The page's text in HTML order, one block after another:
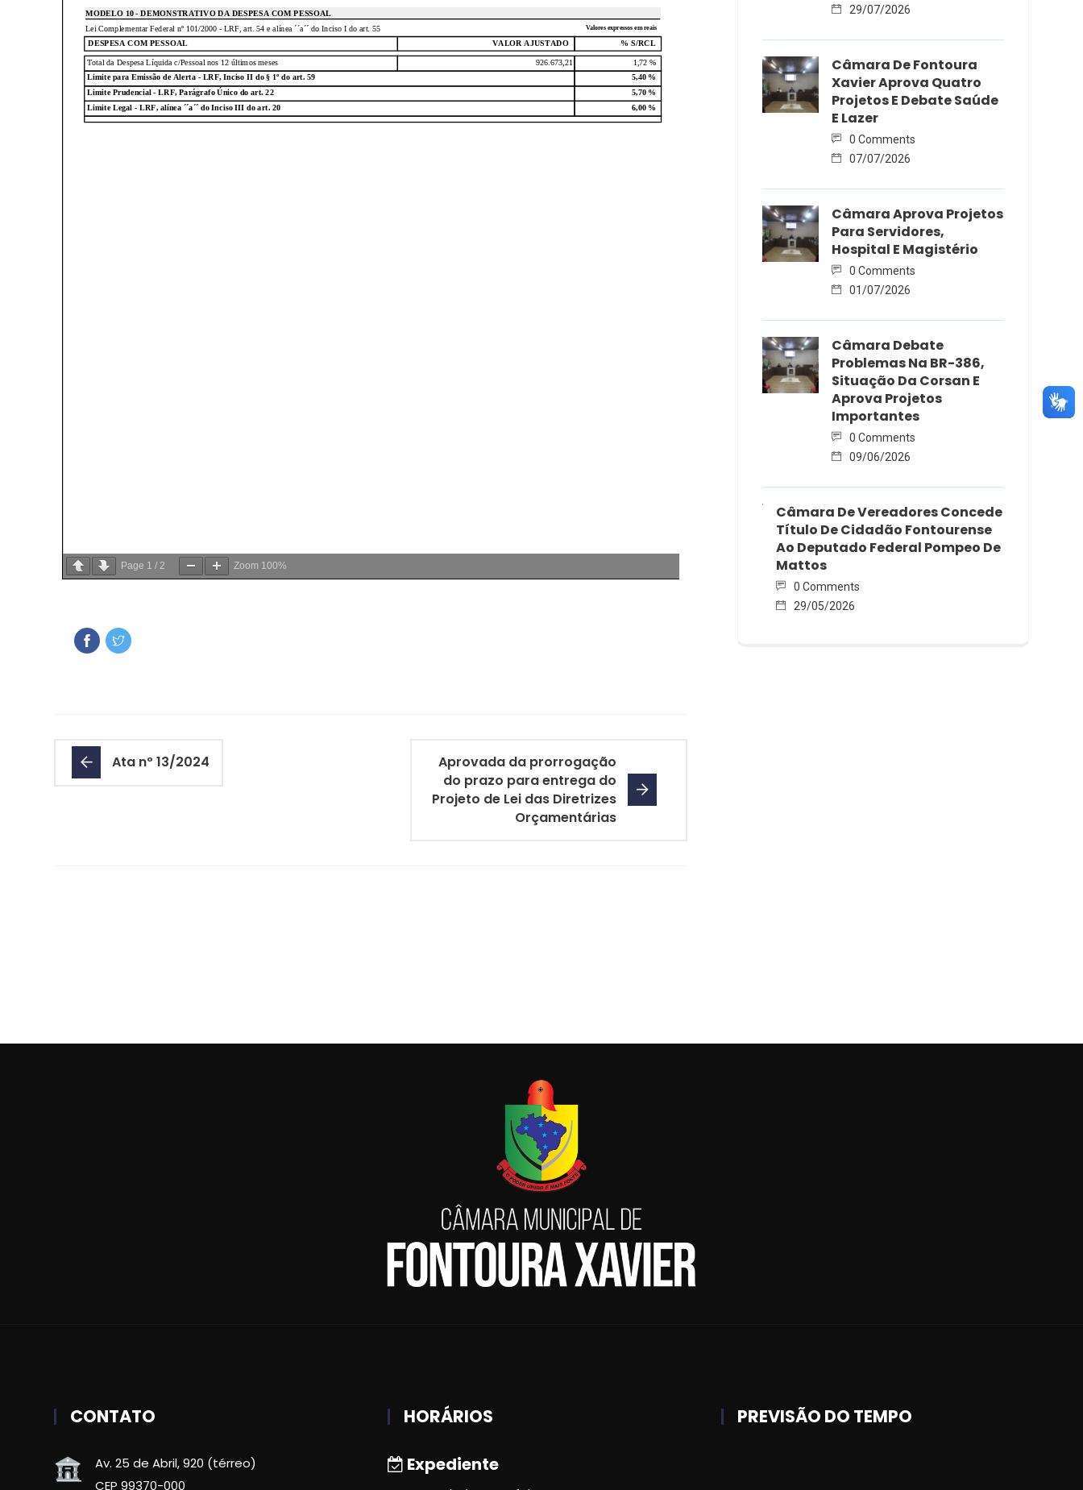
Page 1 / 2 Zoom 100%
Ata nº 13/2024
Aprovada da prorrogação
do prazo para entrega do
Projeto de Lei das Diretrizes
Orçamentárias
29/07/2026
Câmara De Fontoura
Xavier Aprova Quatro
Projetos E Debate Saúde
E Lazer
0 Comments
07/07/2026
Câmara Aprova Projetos
Para Servidores,
Hospital E Magistério
0 Comments
01/07/2026
Câmara Debate
Problemas Na BR-386,
Situação Da Corsan E
Aprova Projetos
Importantes
0 Comments
09/06/2026
Câmara De Vereadores Concede
Título De Cidadão Fontourense
Ao Deputado Federal Pompeo De
Mattos
0 Comments
29/05/2026
CONTATO
Av. 25 de Abril, 920 (térreo)
CEP 99370-000
HORÁRIOS
Expediente
PREVISÃO DO TEMPO